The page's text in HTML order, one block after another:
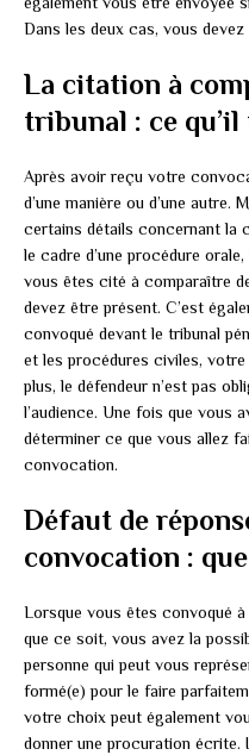
Dans les deux cas, vous
La citation à
tribunal : ce
Après avoir reçu votre
d’une manière ou d’une autre.
certains détails concernant la
le cadre d’une procédure
vous êtes cité à comparaître
devez être présent. C’est
convoqué devant le tribunal
et les procédures civiles, votre
plus, le défendeur n’est pas
l’audience. Une fois que vous
déterminer ce que vous allez
convocation.
Défaut de
convocation :
Lorsque vous êtes convoqué à
que ce soit, vous avez la
personne qui peut vous
formé(e) pour le faire
votre choix peut également
donner une procuration écrite.